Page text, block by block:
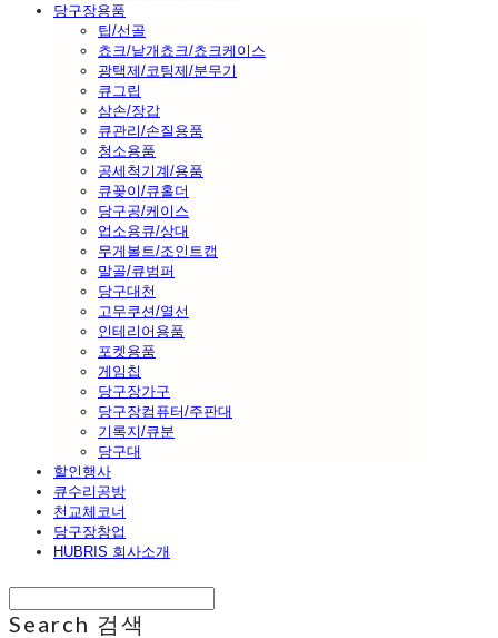
당구장용품
팁/선골
쵸크/낱개쵸크/쵸크케이스
광택제/코팅제/분무기
큐그립
삼손/장갑
큐관리/손질용품
청소용품
공세척기계/용품
큐꽂이/큐홀더
당구공/케이스
업소용큐/상대
무게볼트/조인트캡
말골/큐범퍼
당구대천
고무쿠션/열선
인테리어용품
포켓용품
게임칩
당구장가구
당구장컴퓨터/주판대
기록지/큐분
당구대
할인행사
큐수리공방
천교체코너
당구장창업
HUBRIS 회사소개
Search 검색